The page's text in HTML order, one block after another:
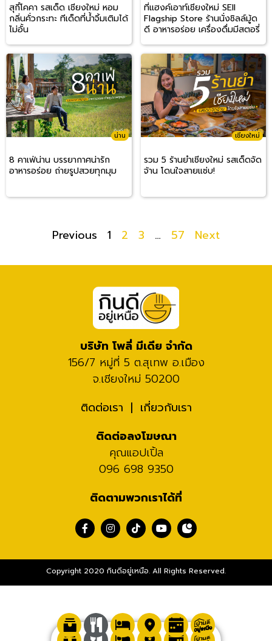
สุกี้โคคา รสเด็ด เชียงใหม่ หอม
กลิ่นคั่วกระทะ ทีเด็ดที่น้ำจิ้มเติมได้
ไม่อั้น
ที่แฮงค์เอาท์เชียงใหม่ SEII
Flagship Store ร้านนั่งชิลล์มู้ด
ดี อาหารอร่อย เครื่องดื่มมีสตอรี่
น่าน
8 คาเฟ่น่าน บรรยากาศน่ารัก
อาหารอร่อย ถ่ายรูปสวยทุกมุม
เชียงใหม่
รวม 5 ร้านยำเชียงใหม่ รสเด็ดจัด
จ้าน โดนใจสายแซ่บ!
Previous 1 2 3 … 57 Next
บริษัท โพลี่ มีเดีย จำกัด
156/7 หมู่ที่ 5 ต.สุเทพ อ.เมือง
จ.เชียงใหม่ 50200
ติดต่อเรา
เกี่ยวกับเรา
ติดต่อลงโฆษณา
คุณแอปเปิ้ล
096 698 9350
ติดตามพวกเราได้ที่
Copyright 2020 กินดีอยู่เหนือ. All Rights Reserved.